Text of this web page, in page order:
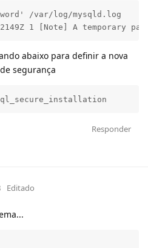
/var/log/mysqld.log
1 [Note] A temporary
abaixo para definir a nova
segurança
Responder
Editado